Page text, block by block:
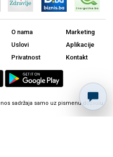
O nama
Uslovi
Privatnost
Marketing
Aplikacije
Kontakt
sadržaja samo uz pismenu dozvolu.